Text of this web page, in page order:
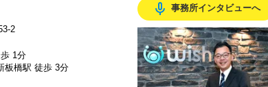
支給要件あり）
をお迎えしています。
基づいて構成されており、
間
2
1分
板橋駅 徒歩 3分
mic_none 事務所インタビューへ